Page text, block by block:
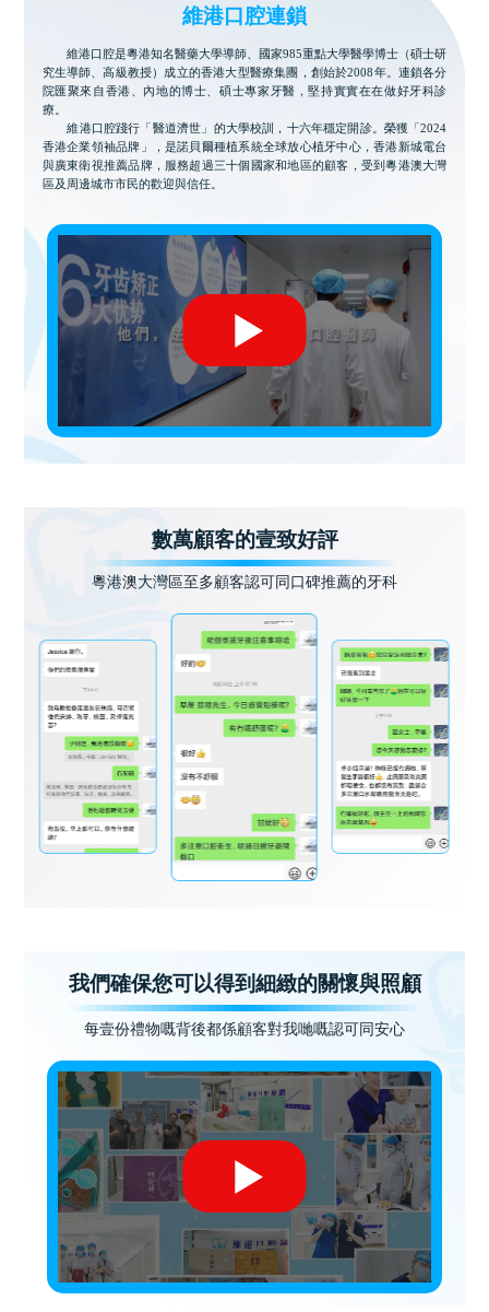
維港口腔連鎖
維港口腔是粵港知名醫藥大學導師、國家985重點大學醫學博士（碩士研
究生導師、高級教授）成立的香港大型醫療集團，創始於2008年。連鎖各分
院匯聚來自香港、內地的博士、碩士專家牙醫，堅持實實在在做好牙科診
療。
維港口腔踐行「醫道濟世」的大學校訓，十六年穩定開診。榮獲「2024
香港企業領袖品牌」，是諾貝爾種植系統全球放心植牙中心，香港新城電台
與廣東衛視推薦品牌，服務超過三十個國家和地區的顧客，受到粵港澳大灣
區及周邊城市市民的歡迎與信任。
數萬顧客的壹致好評
粵港澳大灣區至多顧客認可同口碑推薦的牙科
我們確保您可以得到細緻的關懷與照顧
每壹份禮物嘅背後都係顧客對我哋嘅認可同安心